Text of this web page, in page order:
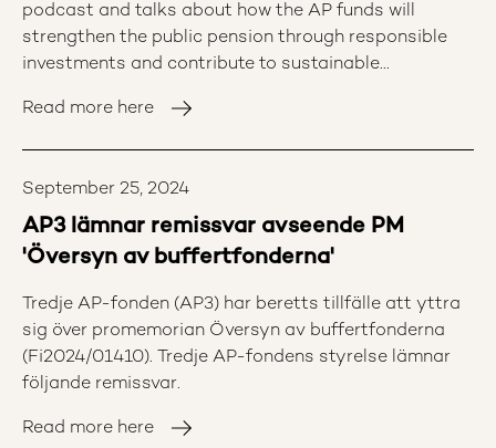
arbete.” ”Arbetet i fokusområdena ger en möjlighet
att långsiktigt driva på för faktisk positiv förändring
i frågor som rör hållbarhetsrisker i AP-fondernas
det också möjligt att formulera tydliga förväntningar
resistens (AMR).” 2024 i korthet: • 3 307 företag
granskade för inblandning i kränkningar av
internationella konventioner och riktlinjer • 77 reaktiva
framgångsrikt målen för dialogen som därmed kunde
avslutas • 1 bolag rekommenderat för uteslutning • 10
projekt inom fem proaktiva fokusområden Ladda ner
Etikrådets Årsrapport 2024 Läs mer om Etikrådet på
Gustafsson, Chef AP-fondernas etikråd,
podcast and talks about how the AP funds will
strengthen the public pension through responsible
investments and contribute to sustainable
Read more here
September 25, 2024
AP3 lämnar remissvar avseende PM
'Översyn av buffertfonderna'
Tredje AP-fonden (AP3) har beretts tillfälle att yttra
sig över promemorian Översyn av buffertfonderna
(Fi2024/01410). Tredje AP-fondens styrelse lämnar
följande remissvar.
Read more here